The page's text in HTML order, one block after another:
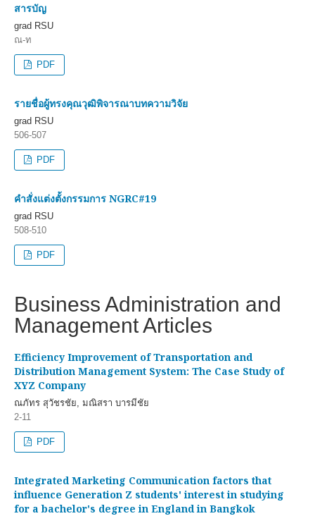
สารบัญ
grad RSU
ณ-ท
PDF
รายชื่อผู้ทรงคุณวุฒิพิจารณาบทความวิจัย
grad RSU
506-507
PDF
คำสั่งแต่งตั้งกรรมการ NGRC#19
grad RSU
508-510
PDF
Business Administration and
Management Articles
Efficiency Improvement of Transportation and
Distribution Management System: The Case Study of
XYZ Company
ณภัทร สุวัชรชัย, มณิสรา บารมีชัย
2-11
PDF
Integrated Marketing Communication factors that
influence Generation Z students' interest in studying
for a bachelor's degree in England in Bangkok